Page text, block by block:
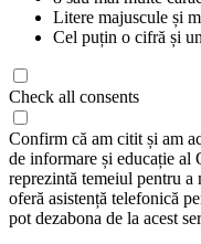
Litere majuscule și
Cel puțin o cifră și
Check all consents
Confirm că am citit și am
de informare și educație
reprezintă temeiul pentru a
oferă asistență telefonică
pot dezabona de la acest